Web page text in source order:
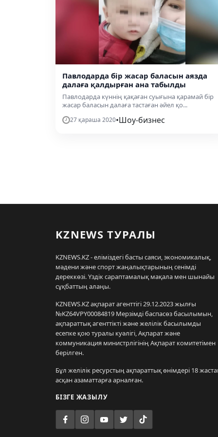
Павлодарда бір жасар баласын аязда
далаға қалдырған ана табылды
Павлодарда күннің қақаған суығына қарамай бір
жасар баласын далаға тастаған әйел қо...
27 қараша 2020•Шоу-бизнес
KZNEWS ТУРАЛЫ
KZNEWS.KZ - еліміздегі басты саяси, экономикалық,
мәдени және спорт жаңалықтарының сенімді
дереккөзі. Үздік сараптамалық мақала мен шынайы
сұқбаттың алаңы.
KZNEWS.KZ ақпарат агенттігі 29.12.2023 жылғы
№KZ64VPY00084819 Мерзімді баспасөз басылымын,
ақпараттық агенттікті және желілік басылымды
есепке қою туралы куәлігі, Ақпарат және
коммуникация министрлігінің Ақпарат комитетімен
берілген.
Бұл желілік ресурстың ақпараттық өнімдері 18
асқан азаматтарға арналған.
БІЗГЕ ЖАЗЫЛУ